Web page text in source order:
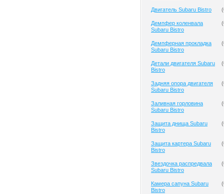
Двигатель Subaru Bistro (
Демпфер коленвала
Subaru Bistro
(
Демпферная прокладка
Subaru Bistro
(
Детали двигателя Subaru
Bistro
(
Задняя опора двигателя
Subaru Bistro
(
Заливная горловина
Subaru Bistro
(
Защита днища Subaru
Bistro
(
Защита картера Subaru
Bistro
(
Звездочка распредвала
Subaru Bistro
(
Камера сапуна Subaru
Bistro
(